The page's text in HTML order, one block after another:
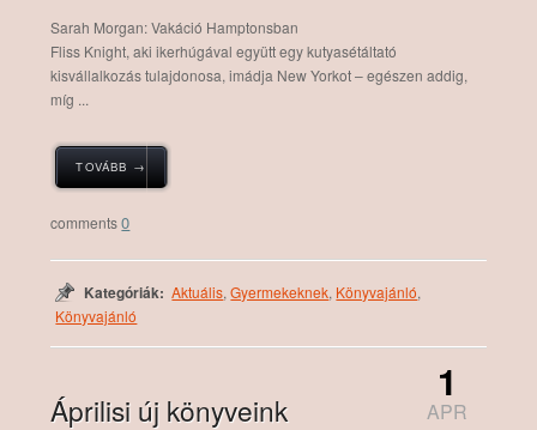
Sarah Morgan: Vakáció Hamptonsban
Fliss Knight, aki ikerhúgával együtt egy kutyasétáltató
kisvállalkozás tulajdonosa, imádja New Yorkot – egészen addig,
míg ...
TOVÁBB →
0
Kategóriák: Aktuális,Gyermekeknek, Könyvajánló,
Könyvajánló
Áprilisi új könyveink
1
APR